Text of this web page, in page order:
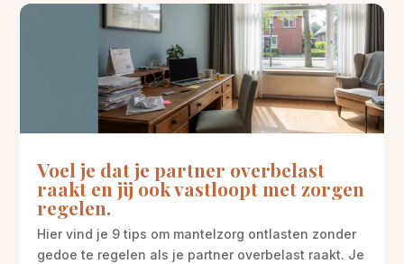
Voel je dat je partner overbelast
raakt en jij ook vastloopt met zorgen
regelen.
Hier vind je 9 tips om mantelzorg ontlasten zonder
gedoe te regelen als je partner overbelast raakt. Je